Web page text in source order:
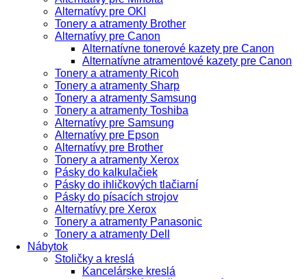
Alternatívy pre OKI
Tonery a atramenty Brother
Alternatívy pre Canon
Alternatívne tonerové kazety pre Canon
Alternatívne atramentové kazety pre Canon
Tonery a atramenty Ricoh
Tonery a atramenty Sharp
Tonery a atramenty Samsung
Tonery a atramenty Toshiba
Alternatívy pre Samsung
Alternatívy pre Epson
Alternatívy pre Brother
Tonery a atramenty Xerox
Pásky do kalkulačiek
Pásky do ihličkových tlačiarní
Pásky do písacích strojov
Alternatívy pre Xerox
Tonery a atramenty Panasonic
Tonery a atramenty Dell
Nábytok
Stoličky a kreslá
Kancelárske kreslá